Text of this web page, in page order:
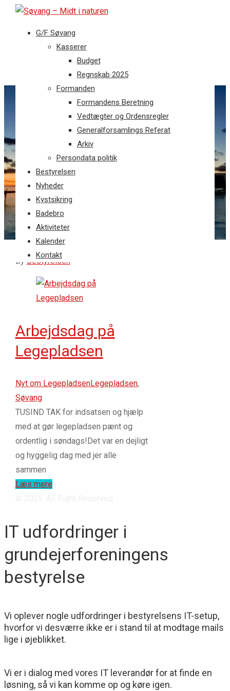
G/F Søvang
Kasserer
Budget
Regnskab 2025
Formanden
Formandens Beretning
Vedtægter og Ordensregler
Generalforsamlings Referat
Arkiv
Persondata politik
Bestyrelsen
Nyheder
Kystsikring
Badebro
Aktiviteter
Kalender
Kontakt
dec 2025
By Bestyrelsen
Arbejdsdag på
Legepladsen
Nyt om LegepladsenLegepladsen,
Søvang
TUSIND TAK for indsatsen og hjælp
med at gør legepladsen pænt og
ordentlig i søndags!Det var en dejligt
og hyggelig dag med jer alle
sammen
Læs mere
IT udfordringer i
grundejerforeningens
bestyrelse
Vi oplever nogle udfordringer i bestyrelsens IT-setup,
hvorfor vi desværre ikke er i stand til at modtage mails
lige i øjeblikket.
Vi er i dialog med vores IT leverandør for at finde en
løsning, så vi kan komme op og køre igen.